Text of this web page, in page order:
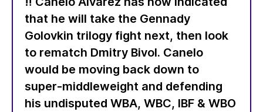
that he will take the Gennady
Golovkin trilogy fight next, then look
to rematch Dmitry Bivol. Canelo
would be moving back down to
super-middleweight and defending
his undisputed WBA, WBC, IBF & WBO